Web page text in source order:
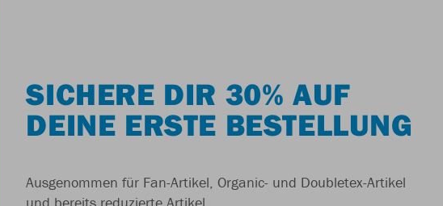
SICHERE DIR 30% AUF
DEINE ERSTE BESTELLUNG
Ausgenommen für Fan-Artikel, Organic- und Doubletex-Artikel